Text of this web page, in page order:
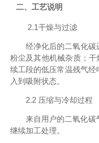
二、工艺说明
2.1干燥与过滤
经净化后的二氧化
粉尘及其他机械杂质；
续工段的低压常温残气
入到吸附状态。
2.2 压缩与冷却过程
来自用户的二氧化碳
继续加工处理。